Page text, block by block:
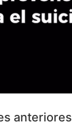
anteriores